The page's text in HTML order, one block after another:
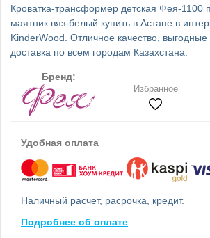
Кроватка-трансформер детская Фея-1100
маятник вяз-белый купить в Астане в
KinderWood. Отличное качество,
доставка по всем городам Казахстана.
Бренд:
Избранное
Удобная оплата
Наличный расчет, расрочка, кредит.
Подробнее об оплате